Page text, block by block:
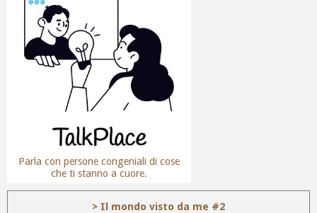
Parla con persone congeniali di cose
che ti stanno a cuore.
> Il mondo visto da me #2